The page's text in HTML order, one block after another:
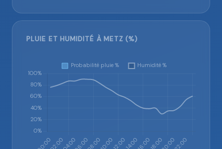
PLUIE ET HUMIDITÉ À METZ (%)